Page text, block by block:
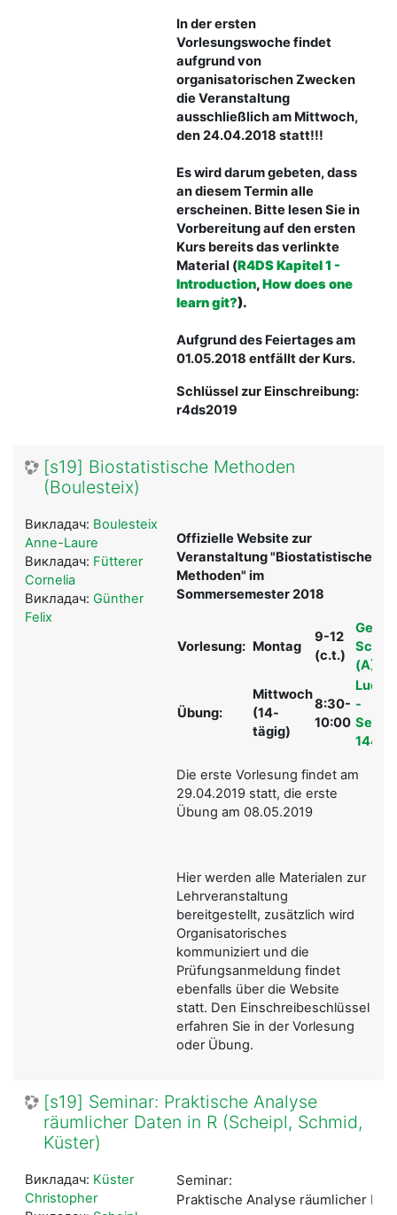
In der ersten
Vorlesungswoche findet
aufgrund von
organisatorischen Zwecken
die Veranstaltung
ausschließlich am Mittwoch,
den 24.04.2018 statt!!!
Es wird darum gebeten, dass
an diesem Termin alle
erscheinen. Bitte lesen Sie in
Vorbereitung auf den ersten
Kurs bereits das verlinkte
Material (R4DS Kapitel 1 -
Introduction,How does one
learn git?).
Aufgrund des Feiertages am
01.05.2018 entfällt der Kurs.
Schlüssel zur Einschreibung:
r4ds2019
[s19] Biostatistische Methoden
(Boulesteix)
Offizielle Website zur
Veranstaltung "Biostatistische
Methoden" im
Sommersemester 2018
Vorlesung: Montag
9-12
(c.t.)
(A) -
Übung:
Mittwoch
(14-
tägig)
8:30-
10:00
-
144
Die erste Vorlesung findet am
29.04.2019 statt, die erste
Übung am 08.05.2019
Hier werden alle Materialen zur
Lehrveranstaltung
bereitgestellt, zusätzlich wird
Organisatorisches
kommuniziert und die
Prüfungsanmeldung findet
ebenfalls über die Website
statt. Den Einschreibeschlüssel
erfahren Sie in der Vorlesung
oder Übung.
Викладач: Boulesteix
Anne-Laure
Викладач: Fütterer
Cornelia
Викладач: Günther
Felix
[s19] Seminar: Praktische Analyse
räumlicher Daten in R (Scheipl, Schmid,
Küster)
Seminar:
Praktische Analyse räumlicher
Викладач: Küster
Christopher